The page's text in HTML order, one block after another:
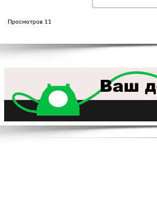
Просмотров 11